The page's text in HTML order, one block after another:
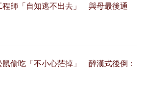
師「自知逃不出去」 與母最後通
偷吃「不小心茫掉」 醉漢式後倒：